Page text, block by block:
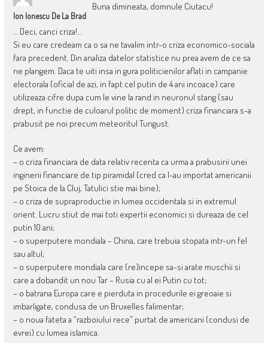
Ion Ionescu De La Brad
Buna dimineata, domnule Ciutacu!
… Deci, canci criza!…
Si eu care credeam ca o sa ne tavalim intr-o criza economico-sociala
fara precedent. Din analiza datelor statistice nu prea avem de ce sa
ne plangem. Daca te uiti insa in gura politicienilor aflati in campanie
electorala (oficial de azi, in fapt cel putin de 4 ani incoace) care
utilizeaza cifre dupa cum le vine la rand in neuronul stang (sau
drept, in functie de culoarul politic de moment) criza financiara s-a
prabusit pe noi precum meteoritul Tungust.
Ce avem:
– o criza financiara de data relativ recenta ca urma a prabusirii unei
inginerii financiare de tip piramidal (cred ca l-au importat americanii
pe Stoica de la Cluj, Tatulici stie mai bine);
– o criza de supraproductie in lumea occidentala si in extremul
orient. Lucru stiut de mai toti expertii economici si dureaza de cel
putin 10 ani;
– o superputere mondiala – China, care trebuia stopata intr-un fel
sau altul;
– o superputere mondiala care (re)incepe sa-si arate muschii si
care a dobandit un nou Tar – Rusia cu al ei Putin cu tot;
– o batrana Europa care e pierduta in procedurile ei greoaie si
imbarligate, condusa de un Bruxelles falimentar;
– o noua fateta a “razboiului rece” purtat de americani (condusi de
evrei) cu lumea islamica.